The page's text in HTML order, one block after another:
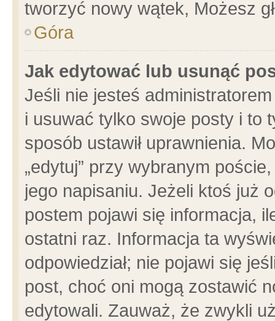
tworzyć nowy wątek, Możesz
Góra
Jak edytować lub usunąć
Jeśli nie jesteś
i usuwać tylko swoje posty i to
sposób ustawił uprawnienia.
„edytuj” przy wybranym
jego napisaniu. Jeżeli ktoś już
postem pojawi się informacja,
ostatni raz. Informacja ta
odpowiedział; nie pojawi się
post, choć oni mogą zostawić
edytowali. Zauważ, że zwykli